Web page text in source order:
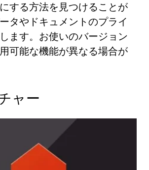
する方法を見つけることが
タやドキュメントのプライ
ます。お使いのバージョン
可能な機能が異なる場合が
ャー